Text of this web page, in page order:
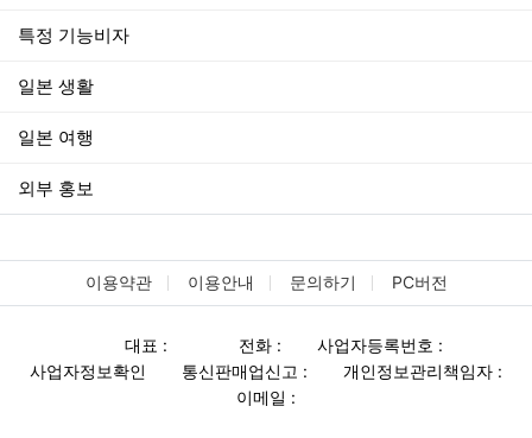
특정 기능비자
일본 생활
일본 여행
외부 홍보
이용약관 이용안내 문의하기 PC버전
대표 : 전화 :
사업자등록번호 :
사업자정보확인
통신판매업신고 :
개인정보관리책임자 :
이메일 :